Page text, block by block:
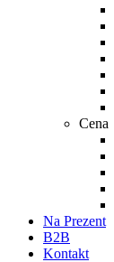
Cena
Na Prezent
B2B
Kontakt